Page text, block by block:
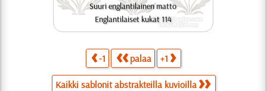
Suuri englantilainen matto
Englantilaiset kukat 114
-1 palaa +1
Kaikki sablonit abstrakteilla kuvioilla